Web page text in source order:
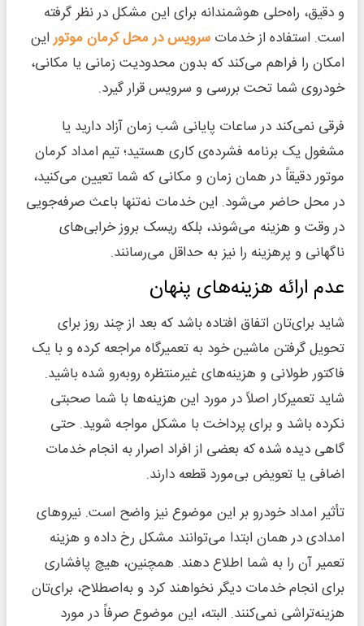
و دقیق، راه‌حلی هوشمندانه برای این مشکل در نظر گرفته
است. استفاده از خدمات سرویس در محل کرمان موتوراین
امکان را فراهم می‌کند که بدون محدودیت زمانی یا مکانی،
خودروی شما تحت بررسی و سرویس قرار گیرد.
فرقی نمی‌کند در ساعات پایانی شب زمان آزاد دارید یا
مشغول یک برنامه فشرده‌ی کاری هستید؛ تیم امداد کرمان
موتور دقیقاً در همان زمان و مکانی که شما تعیین می‌کنید،
در محل حاضر می‌شود. این خدمات نه‌تنها باعث صرفه‌جویی
در وقت و هزینه می‌شوند، بلکه ریسک بروز خرابی‌های
ناگهانی و پرهزینه را نیز به حداقل می‌رسانند.
عدم ارائه هزینه‌های پنهان
شاید برای‌تان اتفاق افتاده باشد که بعد از چند روز برای
تحویل گرفتن ماشین خود به تعمیرگاه مراجعه کرده و با یک
فاکتور طولانی و هزینه‌های غیرمنتظره روبه‌رو شده باشید.
شاید تعمیرکار اصلاً در مورد این هزینه‌ها با شما صحبتی
نکرده باشد و برای پرداخت با مشکل مواجه شوید. حتی
گاهی دیده شده که بعضی از افراد اصرار به انجام خدمات
اضافی یا تعویض بی‌مورد قطعه دارند.
تأثیر امداد خودرو بر این موضوع نیز واضح است. نیروهای
امدادی در همان ابتدا می‌توانند مشکل رخ داده و هزینه
تعمیر آن را به شما اطلاع دهند. همچنین، هیچ پافشاری
برای انجام خدمات دیگر نخواهند کرد و به‌اصطلاح، برای‌تان
هزینه‌تراشی نمی‌کنند. البته، این موضوع صرفاً در مورد